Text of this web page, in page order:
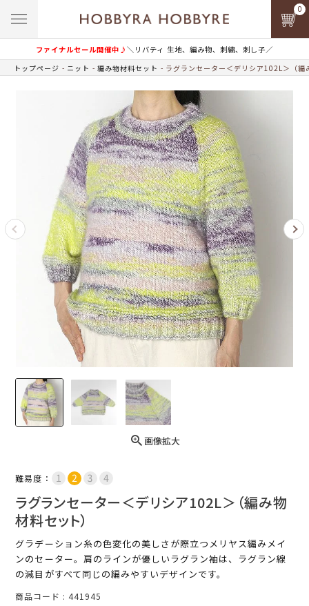
ファイナルセール開催中♪＼リバティ 生地、編み物、刺繍、刺し子／
0
トップページ ニット 編み物材料セット ラグランセーター＜デリシア102L＞（編
画像拡大
難易度：
ラグランセーター＜デリシア102L＞（編み物
材料セット）
グラデーション糸の色変化の美しさが際立つメリヤス編みメイ
ンのセーター。肩のラインが優しいラグラン袖は、ラグラン線
の減目がすべて同じの編みやすいデザインです。
商品コード 441945